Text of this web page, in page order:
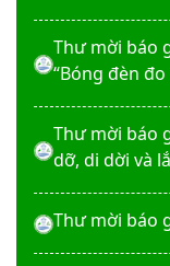
Thư mời báo
“Bóng đèn
Thư mời báo
dỡ, di dời và
Thư mời báo